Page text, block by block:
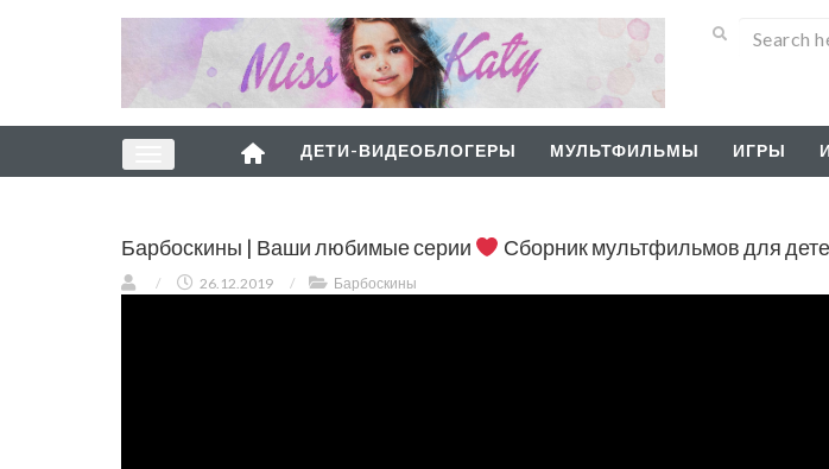
ДЕТИ-ВИДЕОБЛОГЕРЫ МУЛЬТФИЛЬМЫ ИГРЫ
Барбоскины | Ваши любимые серии Сборник мультфильмов для
/ 26.12.2019 / Барбоскины